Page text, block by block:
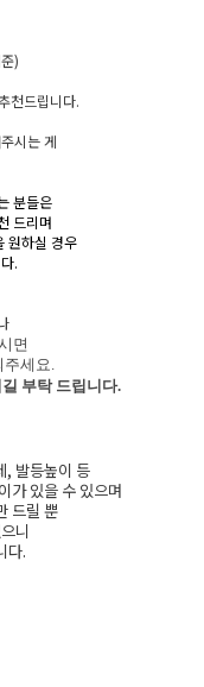
)
천드립니다.
시는 게
분들은
드리며
원하실 경우
.
면
주세요.
부탁 드립니다.
, 발등높이 등
가 있을 수 있으며
드릴 뿐
니
다.